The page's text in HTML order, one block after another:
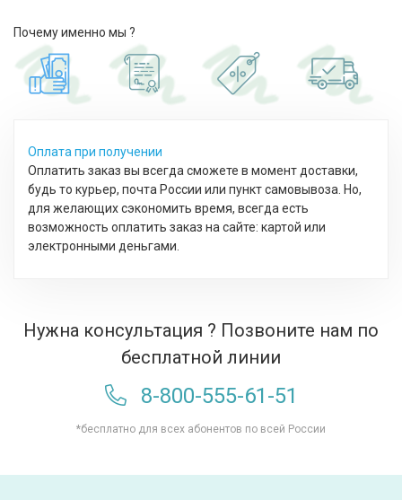
Почему именно мы ?
Оплата при получении
Оплатить заказ вы всегда сможете в момент доставки,
будь то курьер, почта России или пункт самовывоза. Но,
для желающих сэкономить время, всегда есть
возможность оплатить заказ на сайте: картой или
электронными деньгами.
Нужна консультация ? Позвоните нам по
бесплатной линии
8-800-555-61-51
*бесплатно для всех абонентов по всей России